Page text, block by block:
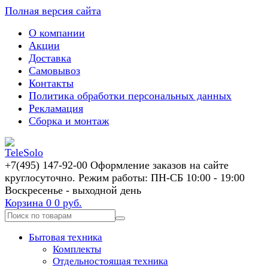
Полная версия сайта
О компании
Акции
Доставка
Самовывоз
Контакты
Политика обработки персональных данных
Рекламация
Сборка и монтаж
+7(495) 147-92-00 Оформление заказов на сайте
круглосуточно. Режим работы: ПН-СБ 10:00 - 19:00
Воскресенье - выходной день
Корзина 0 0 руб.
Бытовая техника
Комплекты
Отдельностоящая техника